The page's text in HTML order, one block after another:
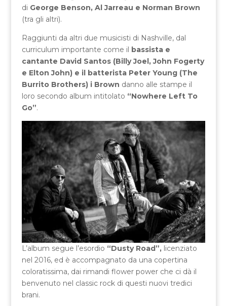
di George Benson, Al Jarreau e Norman Brown
(tra gli altri).
Raggiunti da altri due musicisti di Nashville, dal
curriculum importante come il bassista e
cantante David Santos (Billy Joel, John Fogerty
e Elton John) e il batterista Peter Young (The
Burrito Brothers) i Brown danno alle stampe il
loro secondo album intitolato “Nowhere Left To
Go”.
L’album segue l’esordio “Dusty Road”,licenziato
nel 2016, ed è accompagnato da una copertina
coloratissima, dai rimandi flower power che ci dà il
benvenuto nel classic rock di questi nuovi tredici
brani.